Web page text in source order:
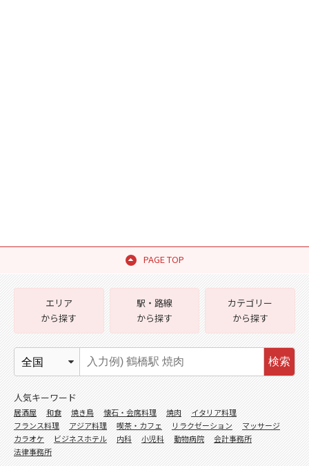
PAGE TOP
エリア
から探す
駅・路線
から探す
カテゴリー
から探す
検索
人気キーワード
居酒屋 和食 焼き鳥 懐石・会席料理 焼肉
イタリア料理
フランス料理
アジア料理 喫茶・カフェ リラクゼーション
マッサージ
カラオケ
ビジネスホテル 内科 小児科 動物病院
会計事務所
法律事務所